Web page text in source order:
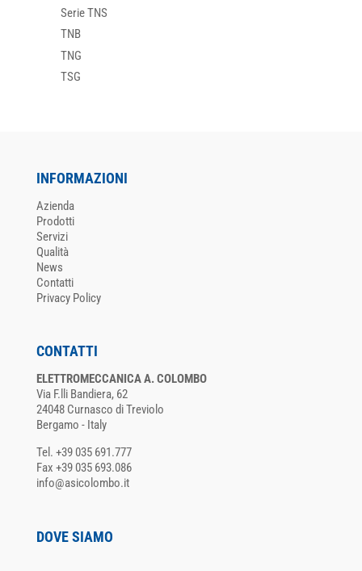
Serie TNS
TNB
TNG
TSG
INFORMAZIONI
Azienda
Prodotti
Servizi
Qualità
News
Contatti
Privacy Policy
CONTATTI
ELETTROMECCANICA A. COLOMBO
Via F.lli Bandiera, 62
24048 Curnasco di Treviolo
Bergamo - Italy
Tel. +39 035 691.777
Fax +39 035 693.086
info@asicolombo.it
DOVE SIAMO